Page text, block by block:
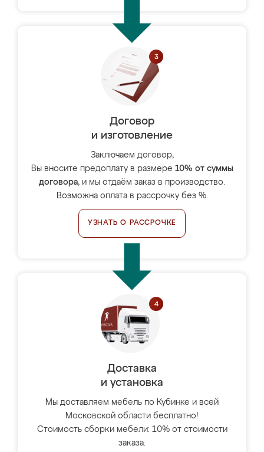
Договор
и изготовление
Заключаем договор,
Вы вносите предоплату в размере 10% от суммы
договора, и мы отдаём заказ в производство.
Возможна оплата в рассрочку без %.
УЗНАТЬ О РАССРОЧКЕ
Доставка
и установка
Мы доставляем мебель по Кубинке и всей
Московской области бесплатно!
Стоимость сборки мебели: 10% от стоимости
заказа.